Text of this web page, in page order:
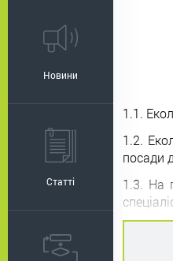
Новини
Статті
1.1.
1.2.
посади
1.3. На